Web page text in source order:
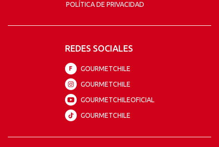
POLÍTICA DE PRIVACIDAD
REDES SOCIALES
F
GOURMETCHILE
GOURMETCHILE
GOURMETCHILEOFICIAL
GOURMETCHILE